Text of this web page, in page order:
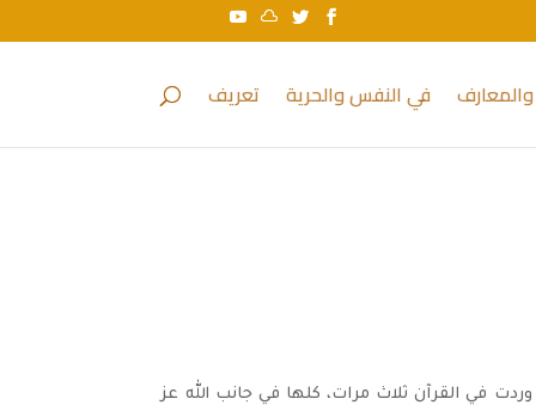
في النفس والحرية تعريف
في القرآن ثلاث مرات، كلها في جانب الله عز